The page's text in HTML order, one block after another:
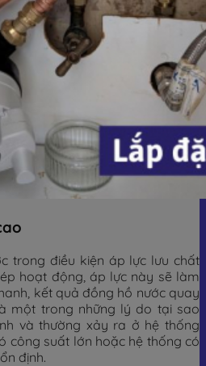
trong điều kiện áp lực lưu chất
hoạt động, áp lực này sẽ làm
kết quả đồng hồ nước quay
một trong những lý do tại sao
và thường xảy ra ở hệ thống
công suất lớn hoặc hệ thống có
định.